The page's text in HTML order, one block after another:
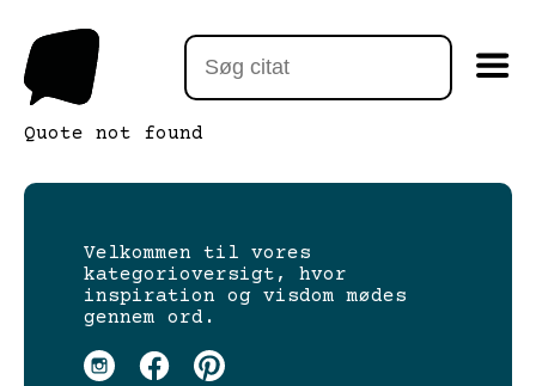
Quote not found
Velkommen til vores
kategorioversigt, hvor
inspiration og visdom mødes
gennem ord.